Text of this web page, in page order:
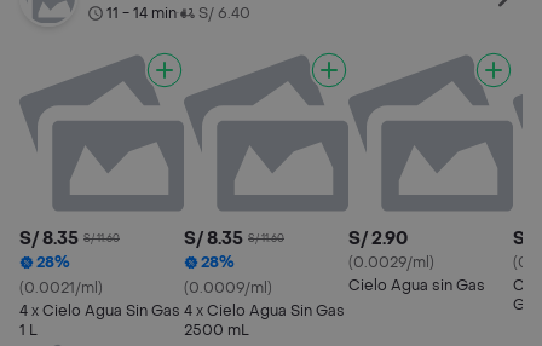
11 - 14 min• S/ 6.40
S/ 8.35 S/ 11.60
28%
(0.0021/ml)
4 x Cielo Agua Sin Gas
1 L
S/ 8.35 S/ 11.60
28%
(0.0009/ml)
4 x Cielo Agua Sin Gas
2500 mL
S/ 2.90
(0.0029/ml)
Cielo Agua sin Gas
S/
Gas